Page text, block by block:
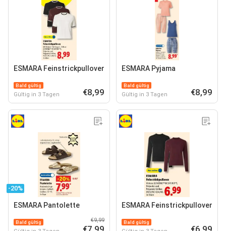
ESMARA Feinstrickpullover
Bald gültig
Gültig in 3 Tagen €8,99
ESMARA Pyjama
Bald gültig
Gültig in 3 Tagen €8,99
-20%
ESMARA Pantolette
Bald gültig €9,99
€7,99
ESMARA Feinstrickpullover
Bald gültig
€6,99